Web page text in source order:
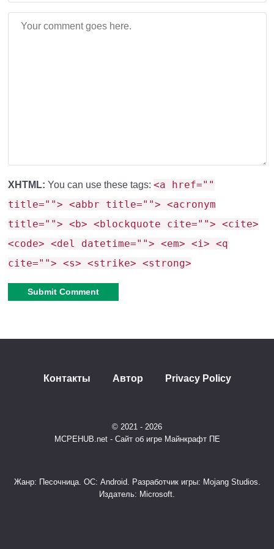
Порядок загрузки: Если другие моды используют
player.json, поставьте этот аддонпоследним
списке.
Как это работает?
Ванильные топоры: Просто разрушьте нижний
Пользовательские топоры:
XHTML: You can use these tags: <a href=""
title=""> <abbr title=""> <acronym
title=""> <b> <blockquote cite=""> <cite>
<code> <del datetime=""> <em> <i> <q
cite=""> <s> <strike> <strong>
Контакты Автор Privacy Policy
© 2021 - 2026
MCPEHUB.net - Сайт об игре Майнкрафт ПЕ
Жанр: Песочница. ОС: Android. Разработчик игры: Mojang Studios.
Издатель: Microsoft.